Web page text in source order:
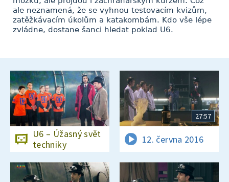
ale neznamená, že se vyhnou testovacím kvizům,
zatěžkávacím úkolům a katakombám. Kdo vše lépe
zvládne, dostane šanci hledat poklad U6.
U6 – Úžasný svět
techniky
27:57
12. června 2016